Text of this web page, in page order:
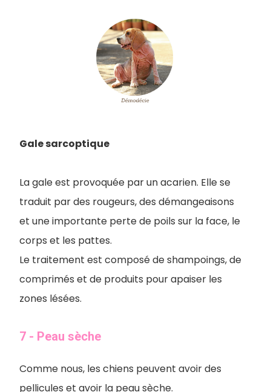
Gale sarcoptique
La gale est provoquée par un acarien. Elle se
traduit par des rougeurs, des démangeaisons
et une importante perte de poils sur la face, le
corps et les pattes.
Le traitement est composé de shampoings, de
comprimés et de produits pour apaiser les
zones lésées.
7 - Peau sèche
Comme nous, les chiens peuvent avoir des
pellicules et avoir la peau sèche.